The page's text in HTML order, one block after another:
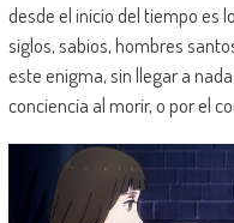
desde el inicio del tiempo es
siglos, sabios, hombres
este enigma, sin llegar a
conciencia al morir, o por el